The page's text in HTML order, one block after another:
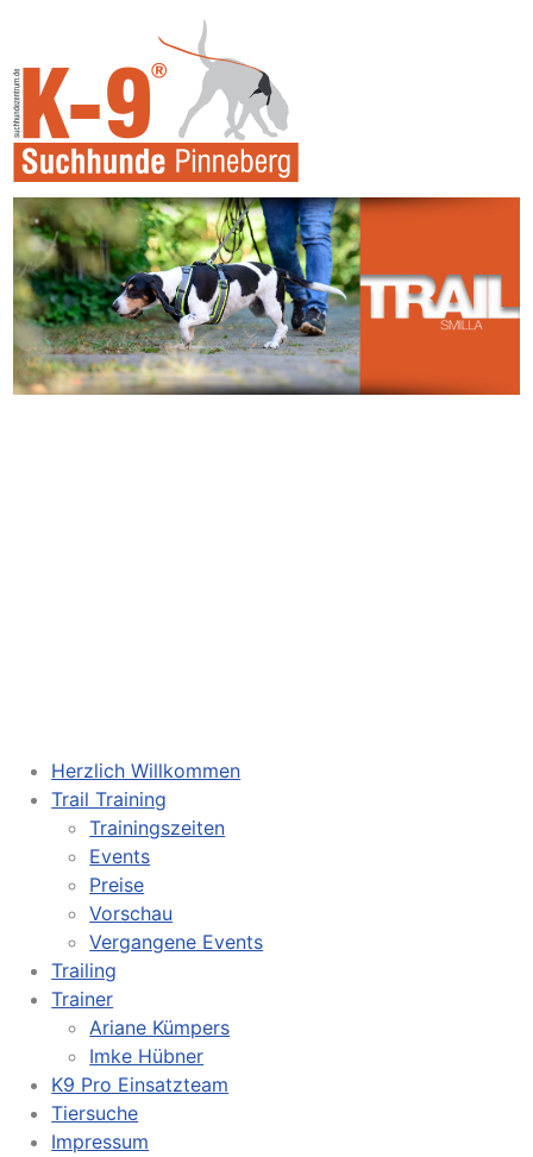
Herzlich Willkommen
Trail Training
Trainingszeiten
Events
Preise
Vorschau
Vergangene Events
Trailing
Trainer
Ariane Kümpers
Imke Hübner
K9 Pro Einsatzteam
Tiersuche
Impressum